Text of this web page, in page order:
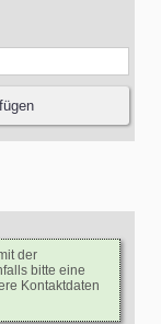
der
bitte eine
Kontaktdaten